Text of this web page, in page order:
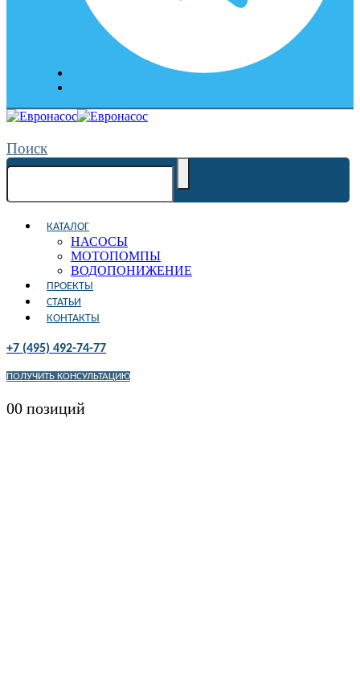
Поиск
КАТАЛОГ
НАСОСЫ
МОТОПОМПЫ
ВОДОПОНИЖЕНИЕ
ПРОЕКТЫ
СТАТЬИ
КОНТАКТЫ
+7 (495) 492-74-77
ПОЛУЧИТЬ КОНСУЛЬТАЦИЮ
00 позиций